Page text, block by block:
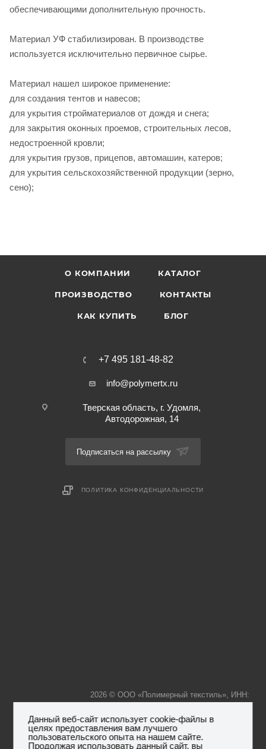
обеспечивающими дополнительную прочность.
Материал УФ стабилизирован. В производстве
используется исключительно первичное сырье.
Материал нашел широкое применение:
для создания тентов и навесов;
для укрытия стройматериалов от дождя и снега;
для закрытия оконных проемов, строительных лесов,
недостроенной кровли;
для укрытия грузов, прицепов, автомашин, катеров;
для укрытия сельскохозяйственной продукции (зерно,
сено);
О КОМПАНИИ КАТАЛОГ
ПРОИЗВОДСТВО КОНТАКТЫ
КАК КУПИТЬ БЛОГ
+7 495 181-48-82
info@polymertx.ru
Тверская область, г. Удомля,
Автодорожная, 14
Подписаться на рассылку
ПОЛИТИКА КОНФИДЕНЦИАЛЬНОСТИ
2026 © ООО «Полимерный текстиль», ИНН:
7736239425, КПП: 773601001, ОГРН: 1157746306596,
Данный веб-сайт использует cookie-файлы в
целях предоставления вам лучшего
пользовательского опыта на нашем сайте.
Продолжая использовать данный сайт, вы